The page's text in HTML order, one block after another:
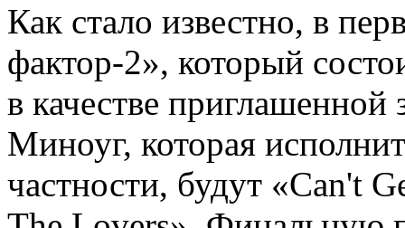
Как стало известно, в
фактор-2», который
в качестве
Миноуг, которая
частности, будут «Can't